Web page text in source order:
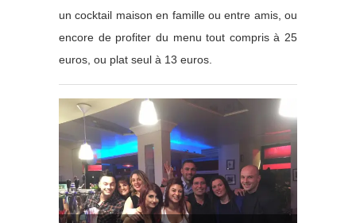
un cocktail maison en famille ou entre amis, ou
encore de profiter du menu tout compris à 25
euros, ou plat seul à 13 euros.